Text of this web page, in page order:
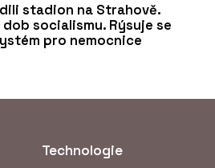
stadion na Strahově.
socialismu. Rýsuje se
pro nemocnice
Technologie